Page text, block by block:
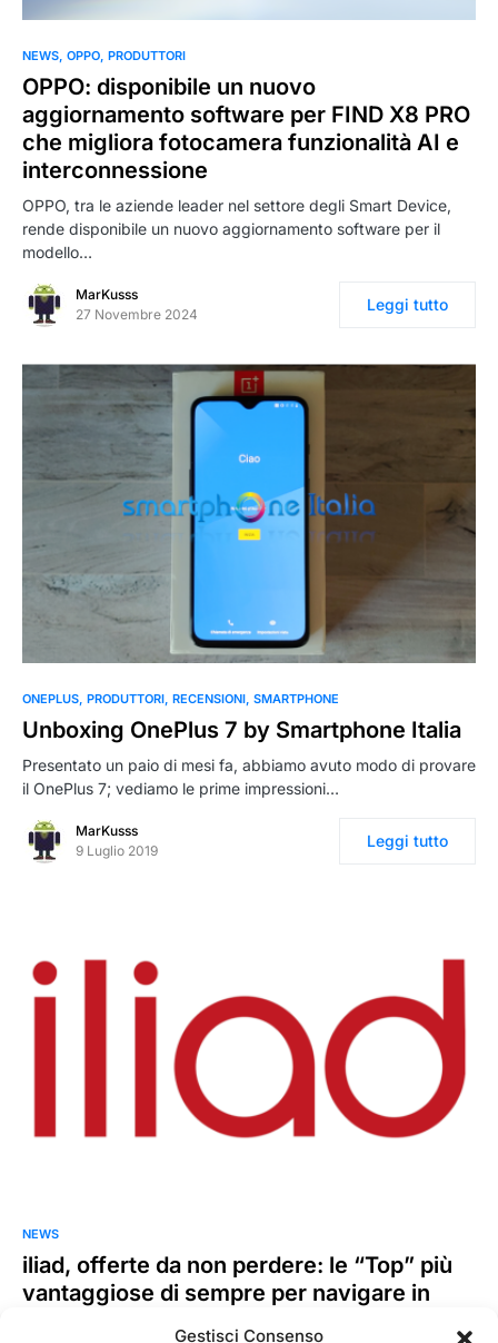
Gestisci Consenso
NEWS OPPO PRODUTTORI
OPPO: disponibile un nuovo
aggiornamento software per FIND X8 PRO
che migliora fotocamera funzionalità AI e
interconnessione
OPPO, tra le aziende leader nel settore degli Smart Device,
rende disponibile un nuovo aggiornamento software per il
modello…
MarKusss
27 Novembre 2024
Leggi tutto
ONEPLUS PRODUTTORI RECENSIONI SMARTPHONE
Unboxing OnePlus 7 by Smartphone Italia
Presentato un paio di mesi fa, abbiamo avuto modo di provare
il OnePlus 7; vediamo le prime impressioni…
MarKusss
9 Luglio 2019
Leggi tutto
NEWS
iliad, offerte da non perdere: le “Top” più
vantaggiose di sempre per navigare in